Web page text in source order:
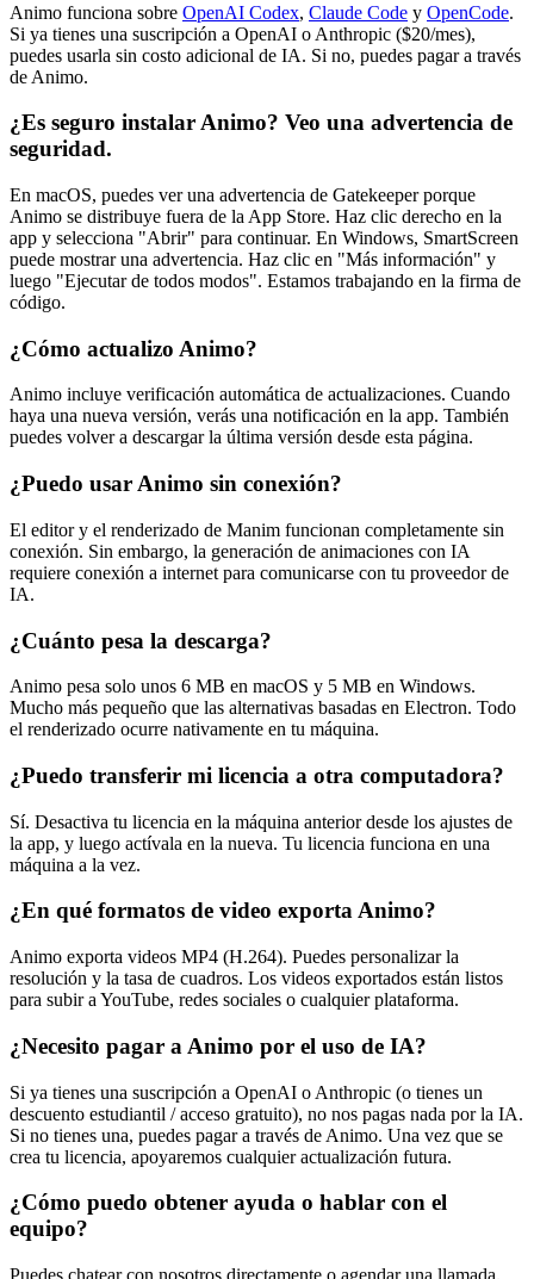
Animo funciona sobre OpenAI Codex, Claude Code y OpenCode.
Si ya tienes una suscripción a OpenAI o Anthropic ($20/mes),
puedes usarla sin costo adicional de IA. Si no, puedes pagar a través
de Animo.
¿Es seguro instalar Animo? Veo una advertencia de
seguridad.
En macOS, puedes ver una advertencia de Gatekeeper porque
Animo se distribuye fuera de la App Store. Haz clic derecho en la
app y selecciona "Abrir" para continuar. En Windows, SmartScreen
puede mostrar una advertencia. Haz clic en "Más información" y
luego "Ejecutar de todos modos". Estamos trabajando en la firma de
código.
¿Cómo actualizo Animo?
Animo incluye verificación automática de actualizaciones. Cuando
haya una nueva versión, verás una notificación en la app. También
puedes volver a descargar la última versión desde esta página.
¿Puedo usar Animo sin conexión?
El editor y el renderizado de Manim funcionan completamente sin
conexión. Sin embargo, la generación de animaciones con IA
requiere conexión a internet para comunicarse con tu proveedor de
IA.
¿Cuánto pesa la descarga?
Animo pesa solo unos 6 MB en macOS y 5 MB en Windows.
Mucho más pequeño que las alternativas basadas en Electron. Todo
el renderizado ocurre nativamente en tu máquina.
¿Puedo transferir mi licencia a otra computadora?
Sí. Desactiva tu licencia en la máquina anterior desde los ajustes de
la app, y luego actívala en la nueva. Tu licencia funciona en una
máquina a la vez.
¿En qué formatos de video exporta Animo?
Animo exporta videos MP4 (H.264). Puedes personalizar la
resolución y la tasa de cuadros. Los videos exportados están listos
para subir a YouTube, redes sociales o cualquier plataforma.
¿Necesito pagar a Animo por el uso de IA?
Si ya tienes una suscripción a OpenAI o Anthropic (o tienes un
descuento estudiantil / acceso gratuito), no nos pagas nada por la IA.
Si no tienes una, puedes pagar a través de Animo. Una vez que se
crea tu licencia, apoyaremos cualquier actualización futura.
¿Cómo puedo obtener ayuda o hablar con el
equipo?
Puedes chatear con nosotros directamente o agendar una llamada.